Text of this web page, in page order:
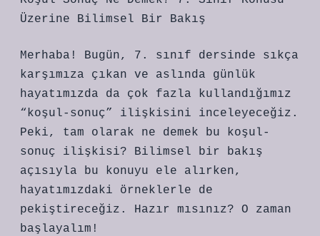
Üzerine Bilimsel Bir Bakış
Merhaba! Bugün, 7. sınıf dersinde sıkça
karşımıza çıkan ve aslında günlük
hayatımızda da çok fazla kullandığımız
“koşul-sonuç” ilişkisini inceleyeceğiz.
Peki, tam olarak ne demek bu koşul-
sonuç ilişkisi? Bilimsel bir bakış
açısıyla bu konuyu ele alırken,
hayatımızdaki örneklerle de
pekiştireceğiz. Hazır mısınız? O zaman
başlayalım!